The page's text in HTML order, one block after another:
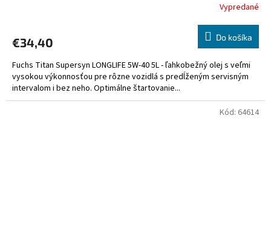
Vypredané
€34,40 Do košíka
Fuchs Titan Supersyn LONGLIFE 5W-40 5L - ľahkobežný olej s veľmi
vysokou výkonnosťou pre rôzne vozidlá s predĺženým servisným
intervalom i bez neho. Optimálne štartovanie...
Kód: 64614